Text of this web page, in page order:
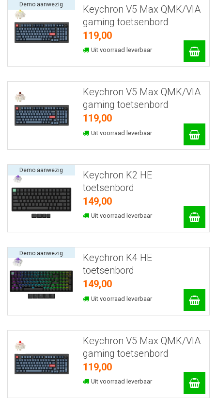
Keychron V5 Max QMK/VIA
gaming toetsenbord
119,00
Uit voorraad leverbaar
Demo aanwezig
Keychron V5 Max QMK/VIA
gaming toetsenbord
119,00
Uit voorraad leverbaar
Keychron K2 HE
toetsenbord
149,00
Uit voorraad leverbaar
Demo aanwezig
Keychron K4 HE
toetsenbord
149,00
Uit voorraad leverbaar
Demo aanwezig
Keychron V5 Max QMK/VIA
gaming toetsenbord
119,00
Uit voorraad leverbaar